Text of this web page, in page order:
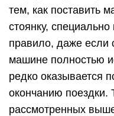
тем, как поставить
стоянку,
правило, даже если
машине полностью
редко оказывается
окончанию поездки.
рассмотренных